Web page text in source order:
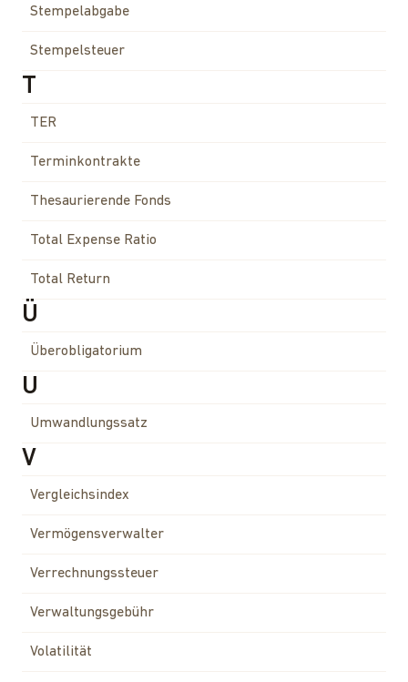
Stempelabgabe
Stempelsteuer
T
TER
Terminkontrakte
Thesaurierende Fonds
Total Expense Ratio
Total Return
Ü
Überobligatorium
U
Umwandlungssatz
V
Vergleichsindex
Vermögensverwalter
Verrechnungssteuer
Verwaltungsgebühr
Volatilität